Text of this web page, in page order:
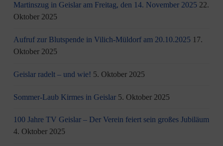
Martinszug in Geislar am Freitag, den 14. November 2025 22.
Oktober 2025
Aufruf zur Blutspende in Vilich-Müldorf am 20.10.2025 17.
Oktober 2025
Geislar radelt – und wie! 5. Oktober 2025
Sommer-Laub Kirmes in Geislar 5. Oktober 2025
100 Jahre TV Geislar – Der Verein feiert sein großes Jubiläum
4. Oktober 2025